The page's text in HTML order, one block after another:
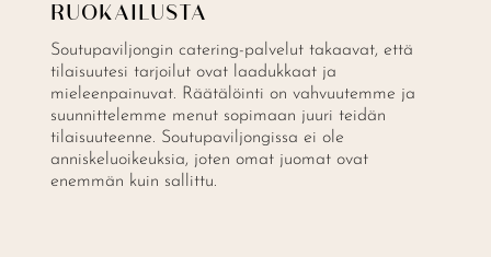
RUOKAILUSTA
Soutupaviljongin catering-palvelut takaavat, että
tilaisuutesi tarjoilut ovat laadukkaat ja
mieleenpainuvat. Räätälöinti on vahvuutemme ja
suunnittelemme menut sopimaan juuri teidän
tilaisuuteenne. Soutupaviljongissa ei ole
anniskeluoikeuksia, joten omat juomat ovat
enemmän kuin sallittu.